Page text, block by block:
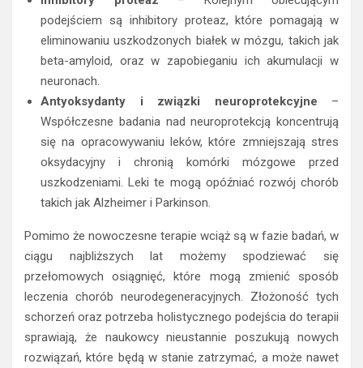
podejściem są inhibitory proteaz, które pomagają w
eliminowaniu uszkodzonych białek w mózgu, takich jak
beta-amyloid, oraz w zapobieganiu ich akumulacji w
neuronach.
Antyoksydanty i związki neuroprotekcyjne –
Współczesne badania nad neuroprotekcją koncentrują
się na opracowywaniu leków, które zmniejszają stres
oksydacyjny i chronią komórki mózgowe przed
uszkodzeniami. Leki te mogą opóźniać rozwój chorób
takich jak Alzheimer i Parkinson.
Pomimo że nowoczesne terapie wciąż są w fazie badań, w
ciągu najbliższych lat możemy spodziewać się
przełomowych osiągnięć, które mogą zmienić sposób
leczenia chorób neurodegeneracyjnych. Złożoność tych
schorzeń oraz potrzeba holistycznego podejścia do terapii
sprawiają, że naukowcy nieustannie poszukują nowych
rozwiązań, które będą w stanie zatrzymać, a może nawet